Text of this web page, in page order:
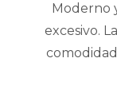
Moderno
excesivo.